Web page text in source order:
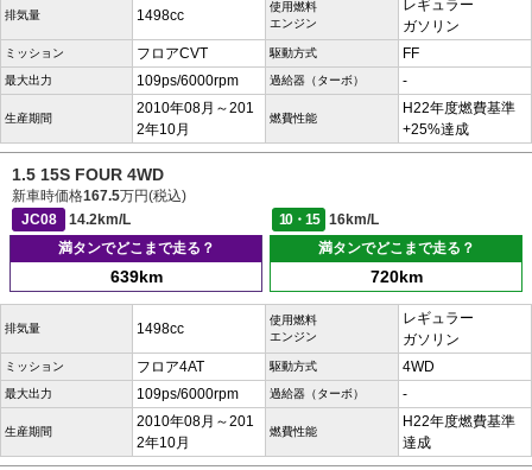
排気量 1498cc
使用燃料
エンジン
レギュラー
ガソリン
ミッション フロアCVT 駆動方式 FF
最大出力 109ps/6000rpm 過給器（ターボ） -
生産期間
2010年08月～201
2年10月
燃費性能
H22年度燃費基準
+25%達成
1.5 15S FOUR 4WD
新車時価格167.5万円(税込)
JC08
14.2km/L 10・15
16km/L
満タンでどこまで走る？
639km
満タンでどこまで走る？
720km
排気量 1498cc
使用燃料
エンジン
レギュラー
ガソリン
ミッション フロア4AT 駆動方式 4WD
最大出力 109ps/6000rpm 過給器（ターボ） -
生産期間
2010年08月～201
2年10月
燃費性能
H22年度燃費基準
達成